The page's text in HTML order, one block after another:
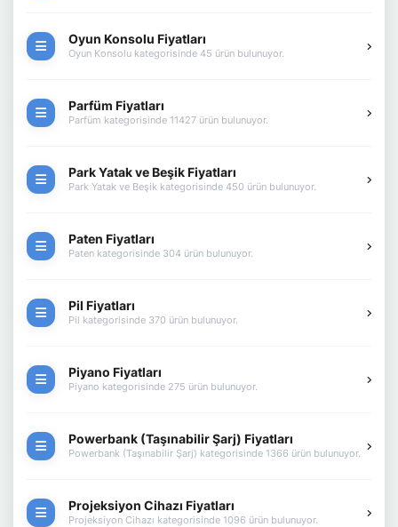
Oyun Konsolu Fiyatları
Oyun Konsolu kategorisinde 45 ürün bulunuyor.
Parfüm Fiyatları
Parfüm kategorisinde 11427 ürün bulunuyor.
Park Yatak ve Beşik Fiyatları
Park Yatak ve Beşik kategorisinde 450 ürün bulunuyor.
Paten Fiyatları
Paten kategorisinde 304 ürün bulunuyor.
Pil Fiyatları
Pil kategorisinde 370 ürün bulunuyor.
Piyano Fiyatları
Piyano kategorisinde 275 ürün bulunuyor.
Powerbank (Taşınabilir Şarj) Fiyatları
Powerbank (Taşınabilir Şarj) kategorisinde 1366 ürün bulunuyor.
Projeksiyon Cihazı Fiyatları
Projeksiyon Cihazı kategorisinde 1096 ürün bulunuyor.